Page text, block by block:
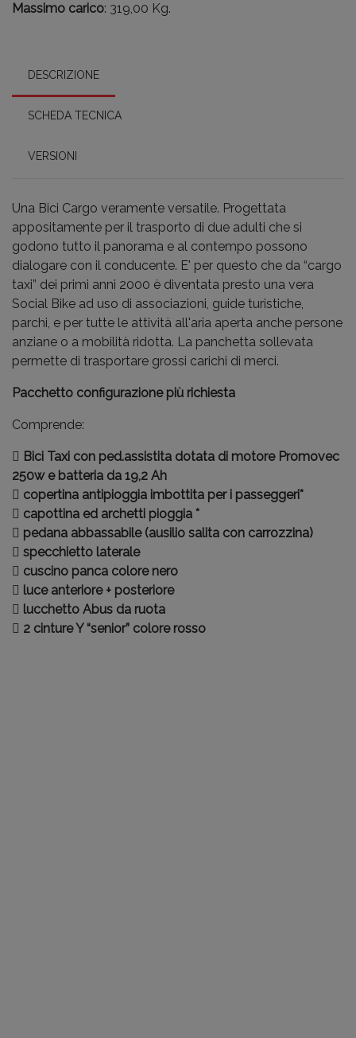
Massimo carico: 319,00 Kg.
DESCRIZIONE
SCHEDA TECNICA
VERSIONI
Una Bici Cargo veramente versatile. Progettata
appositamente per il trasporto di due adulti che si
godono tutto il panorama e al contempo possono
dialogare con il conducente. E' per questo che da “cargo
taxi” dei primi anni 2000 è diventata presto una vera
Social Bike ad uso di associazioni, guide turistiche,
parchi, e per tutte le attività all'aria aperta anche persone
anziane o a mobilità ridotta. La panchetta sollevata
permette di trasportare grossi carichi di merci.
Pacchetto configurazione più richiesta
Comprende:
 Bici Taxi con ped.assistita dotata di motore Promovec
250w e batteria da 19,2 Ah
 copertina antipioggia imbottita per i passeggeri*
 capottina ed archetti pioggia *
 pedana abbassabile (ausilio salita con carrozzina)
 specchietto laterale
 cuscino panca colore nero
 luce anteriore + posteriore
 lucchetto Abus da ruota
 2 cinture Y “senior” colore rosso